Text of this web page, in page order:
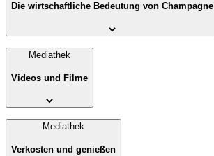
Die wirtschaftliche Bedeutung von Champagne
Mediathek
Videos und Filme
Mediathek
Verkosten und genießen